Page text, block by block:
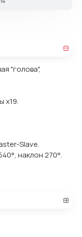
"голова",
х19.
Slave.
наклон 270°.